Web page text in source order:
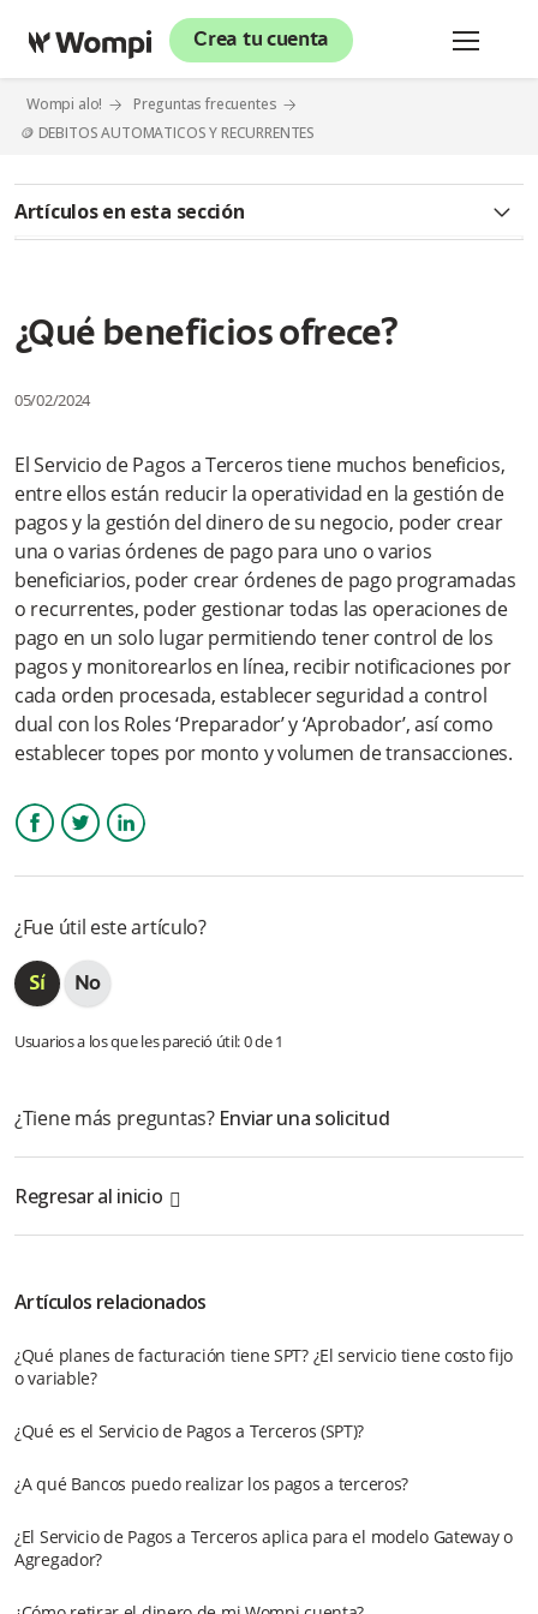
Crea tu cuenta
Wompi alo!
Preguntas frecuentes
🪙 DEBITOS AUTOMATICOS Y RECURRENTES
Artículos en esta sección
¿Cómo puedo solicitar la inactivación del Servicio de Pagos a
Terceros?
¿Por qué otros motivos me pueden cancelar definitivamente
¿Qué es el Servicio de Pagos a Terceros (SPT)?
¿A qué procesos de Wompi le aplica el Débito Automático?
¿Cómo visualizo un ajuste por Débito Automático en mi
cuenta?
¿Qué beneficios ofrece?
¿Cómo llegan las notificaciones al cliente?
fijo o variable?
Más información
¿Qué beneficios ofrece?
05/02/2024
El Servicio de Pagos a Terceros tiene muchos beneficios,
entre ellos están reducir la operatividad en la gestión de
pagos y la gestión del dinero de su negocio, poder crear
una o varias órdenes de pago para uno o varios
beneficiarios, poder crear órdenes de pago programadas
o recurrentes, poder gestionar todas las operaciones de
pago en un solo lugar permitiendo tener control de los
pagos y monitorearlos en línea, recibir notificaciones por
cada orden procesada, establecer seguridad a control
dual con los Roles ‘Preparador’ y ‘Aprobador’, así como
establecer topes por monto y volumen de transacciones.
¿Fue útil este artículo?
Usuarios a los que les pareció útil: 0 de 1
¿Tiene más preguntas? Enviar una solicitud
Regresar al inicio
Artículos relacionados
¿Qué planes de facturación tiene SPT? ¿El servicio tiene costo fijo
o variable?
¿Qué es el Servicio de Pagos a Terceros (SPT)?
¿A qué Bancos puedo realizar los pagos a terceros?
¿El Servicio de Pagos a Terceros aplica para el modelo Gateway o
Agregador?